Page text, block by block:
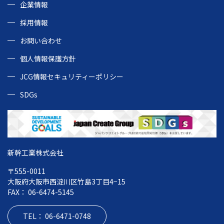
企業情報
採⽤情報
お問い合わせ
個人情報保護方針
JCG情報セキュリティーポリシー
SDGs
新幹工業株式会社
〒555-0011
大阪府大阪市西淀川区竹島3丁目4−15
FAX： 06-6474-5145
TEL： 06-6471-0748